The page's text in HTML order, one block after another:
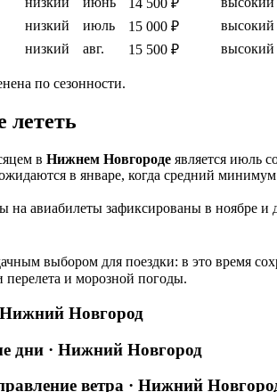
14 500 ₽
низкий июль 15 000 ₽ высокий
низкий авг. 15 500 ₽ высокий
по сезонности.
лететь
в Нижнем Новгороде является июль
в январе, когда средний минимум
авиабилеты зафиксированы в ноябре и
выбором для поездки: в это время
перелета и морозной погоды.
Нижний Новгород
дни · Нижний Новгород
ветра · Нижний